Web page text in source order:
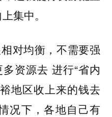
集中。
对均衡，不需要强
资源去 进行“省内
地区收上来的钱去
况下，各地自己有